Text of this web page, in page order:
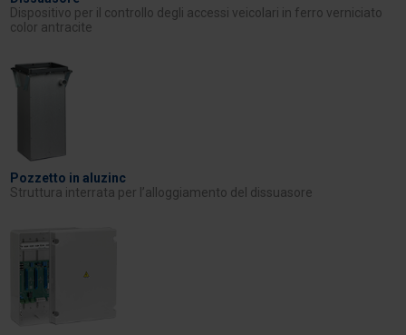
Dispositivo per il controllo degli accessi veicolari in ferro verniciato
color antracite
Pozzetto in aluzinc
Struttura interrata per l’alloggiamento del dissuasore